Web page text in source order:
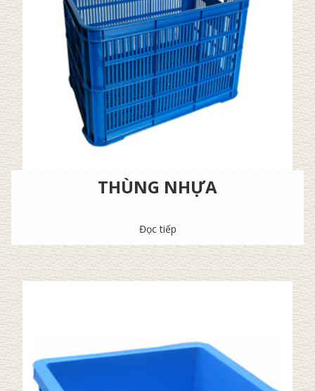
THÙNG NHỰA
Đọc tiếp